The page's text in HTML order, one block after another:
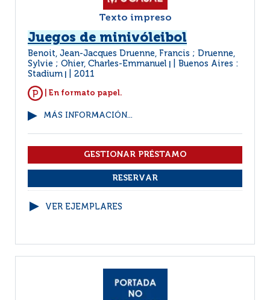
Texto impreso
Juegos de minivóleibol
Benoit, Jean-Jacques Druenne, Francis ; Druenne,
Sylvie ; Ohier, Charles-Emmanuel
Buenos Aires :
Stadium
2011
| En formato papel.
MÁS INFORMACIÓN...
VER EJEMPLARES